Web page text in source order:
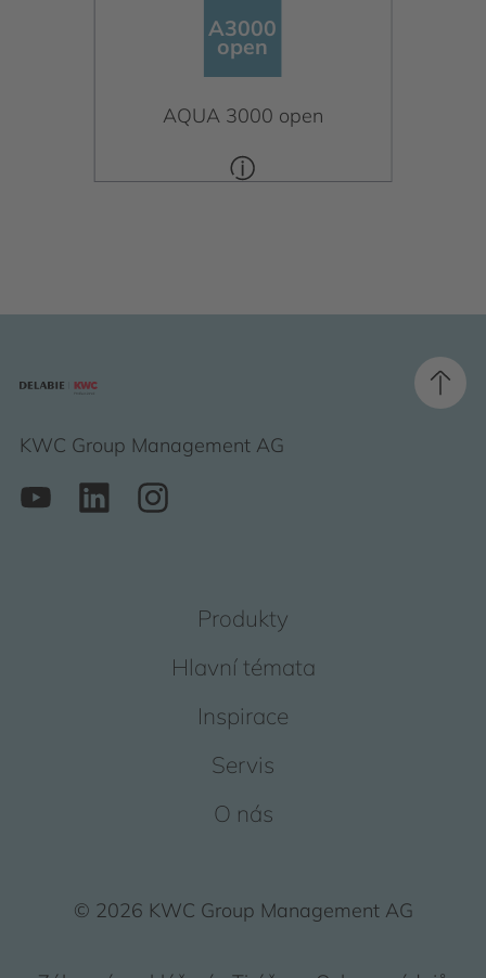
A3000
open
AQUA 3000 open
A3000
KWC Group Management AG
Produkty
Hlavní témata
Inspirace
Servis
O nás
© 2026 KWC Group Management AG